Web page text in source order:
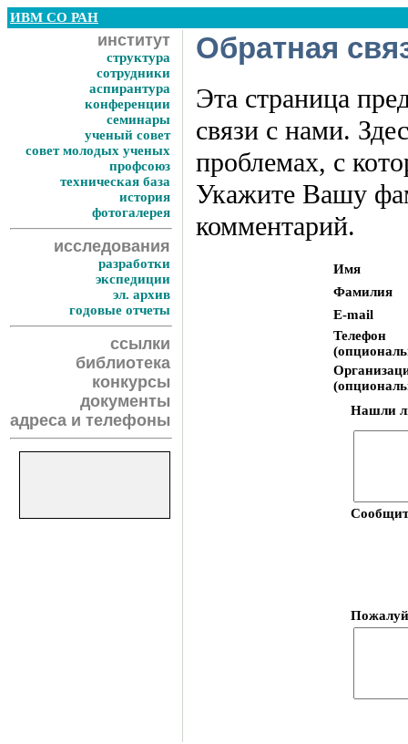
ИВМ СО РАН
институт
структура
сотрудники
аспирантура
конференции
семинары
ученый совет
совет молодых ученых
профсоюз
техническая база
история
фотогалерея
исследования
разработки
экспедиции
эл. архив
годовые отчеты
ссылки
библиотека
конкурсы
документы
адреса и телефоны
Обратная
Эта страница
связи с нами.
проблемах, с
Укажите Вашу
комментарий.
Имя
Фамилия
E-mail
Телефон
Нашли